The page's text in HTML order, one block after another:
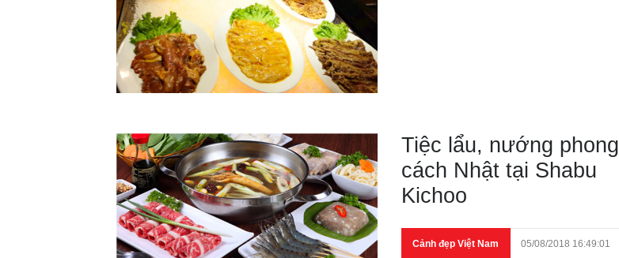
Tiệc lẩu, nướng phong
cách Nhật tại Shabu
Kichoo
Cảnh đẹp Việt Nam 05/08/2018 16:49:01